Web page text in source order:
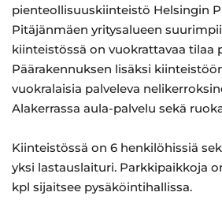
pienteollisuuskiinteistö Helsingin
Pitäjänmäen yritysalueen
kiinteistössä on vuokrattavaa tilaa
Päärakennuksen lisäksi
vuokralaisia palveleva
Alakerrassa aula-palvelu sekä
Kiinteistössä on 6 henkilöhissiä
yksi lastauslaituri. Parkkipaikkoja
kpl sijaitsee pysäköintihallissa.